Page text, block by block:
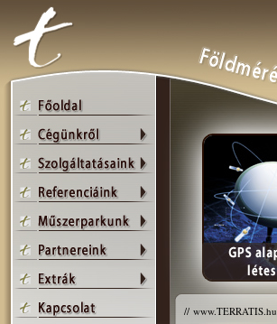
// www.TERRATIS.hu